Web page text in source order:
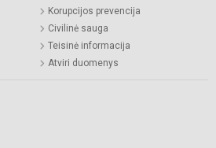
Korupcijos prevencija
Civilinė sauga
Teisinė informacija
Atviri duomenys